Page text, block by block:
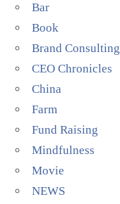
Bar
Book
Brand Consulting
CEO Chronicles
China
Farm
Fund Raising
Mindfulness
Movie
NEWS